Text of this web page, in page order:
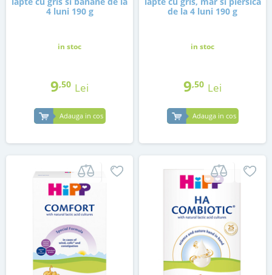
4 luni 190 g
in stoc
9,50 Lei
Adauga in cos
de la 4 luni 190 g
in stoc
9,50 Lei
Adauga in cos